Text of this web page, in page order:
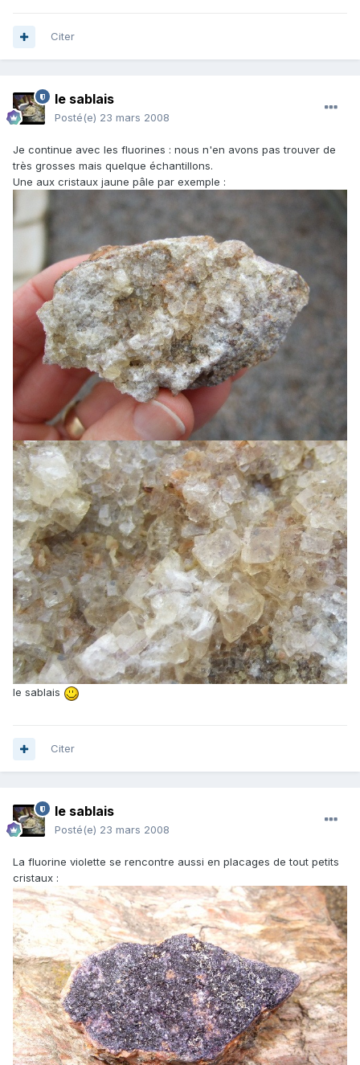
Citer
le sablais
Posté(e) 23 mars 2008
Je continue avec les fluorines : nous n'en avons pas trouver de
très grosses mais quelque échantillons.
Une aux cristaux jaune pâle par exemple :
le sablais
Citer
le sablais
Posté(e) 23 mars 2008
La fluorine violette se rencontre aussi en placages de tout petits
cristaux :